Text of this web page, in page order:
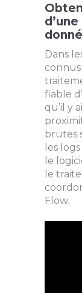
Dans
fiable
qu’il y
brutes
les
le
le
Flow.